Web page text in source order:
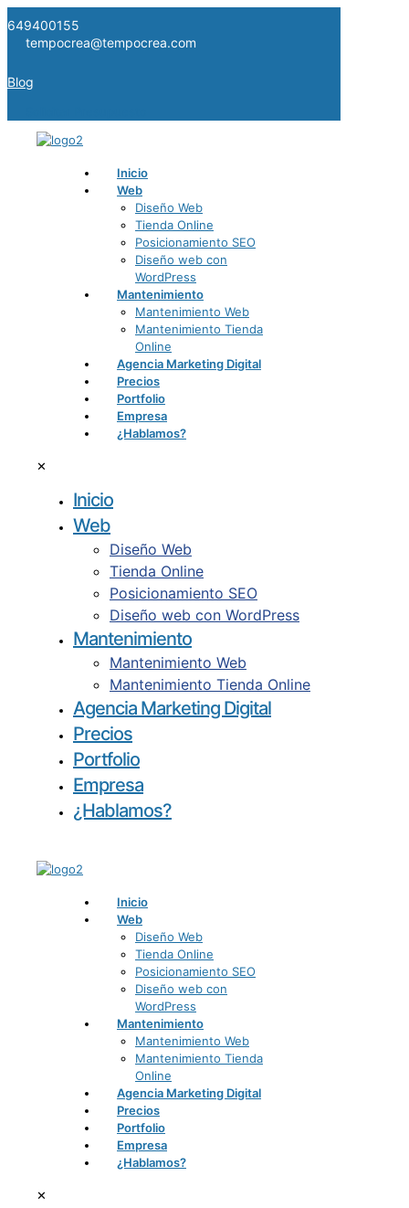
649400155
tempocrea@tempocrea.com
Blog
Inicio
Web
Diseño Web
Tienda Online
Posicionamiento SEO
Diseño web con
WordPress
Mantenimiento
Mantenimiento Web
Mantenimiento Tienda
Online
Agencia Marketing Digital
Precios
Portfolio
Empresa
¿Hablamos?
✕
Inicio
Web
Diseño Web
Tienda Online
Posicionamiento SEO
Diseño web con WordPress
Mantenimiento
Mantenimiento Web
Mantenimiento Tienda Online
Agencia Marketing Digital
Precios
Portfolio
Empresa
¿Hablamos?
Inicio
Web
Diseño Web
Tienda Online
Posicionamiento SEO
Diseño web con
WordPress
Mantenimiento
Mantenimiento Web
Mantenimiento Tienda
Online
Agencia Marketing Digital
Precios
Portfolio
Empresa
¿Hablamos?
✕